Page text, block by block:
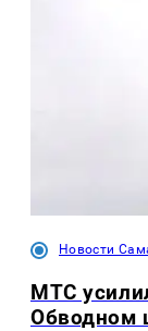
Новости
МТС
Обводном